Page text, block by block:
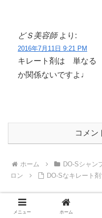
どＳ美容師 より:
2016年7月11日 9:21 PM
キレート剤は 単なる
か関係ないですよ♩
コメン
ホーム DO-Sシャン
ロン
DO-Sなキレート
メニュー ホーム